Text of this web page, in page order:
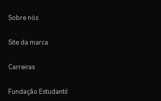
Sobre nós
Site da marca
Carreiras
Fundação Estudantil